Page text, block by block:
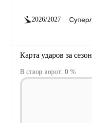
2026/2027
Карта ударов за сезон
В створ ворот: 0 %